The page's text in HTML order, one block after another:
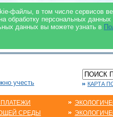
файлы, в том числе сервисов
обработку персональных
данных вы можете узнать в
учесть КАРТА
СРЕДЫ